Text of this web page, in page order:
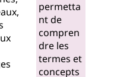
permetta
nt de
compren
dre les
termes et
concepts